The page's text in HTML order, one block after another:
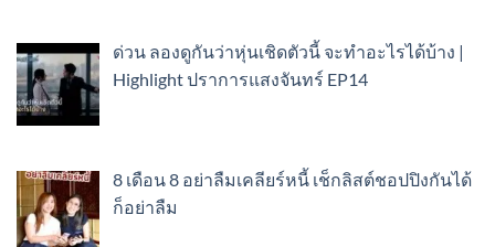
ด่วน ลองดูกันว่าหุ่นเชิดตัวนี้ จะทำอะไรได้บ้าง |
Highlight ปราการแสงจันทร์ EP14
8 เดือน 8 อย่าลืมเคลียร์หนี้ เช็กลิสต์ชอปปิงกันได้
ก็อย่าลืม